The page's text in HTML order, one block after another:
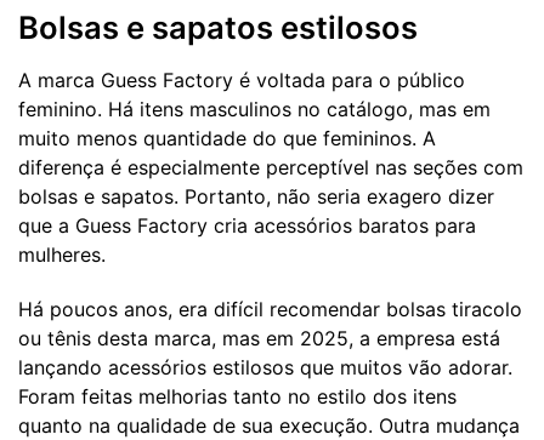
Bolsas e sapatos estilosos
A marca Guess Factory é voltada para o público
feminino. Há itens masculinos no catálogo, mas em
muito menos quantidade do que femininos. A
diferença é especialmente perceptível nas seções com
bolsas e sapatos. Portanto, não seria exagero dizer
que a Guess Factory cria acessórios baratos para
mulheres.
Há poucos anos, era difícil recomendar bolsas tiracolo
ou tênis desta marca, mas em 2025, a empresa está
lançando acessórios estilosos que muitos vão adorar.
Foram feitas melhorias tanto no estilo dos itens
quanto na qualidade de sua execução. Outra mudança